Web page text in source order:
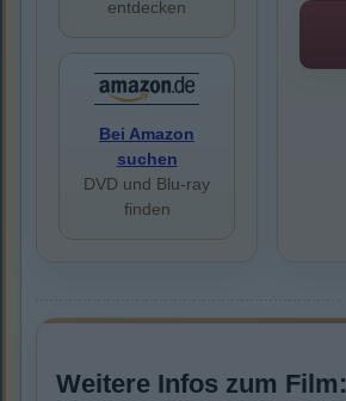
entdecken
Bei Amazon
suchen
DVD und Blu-ray
finden
Weitere Infos zum Film: